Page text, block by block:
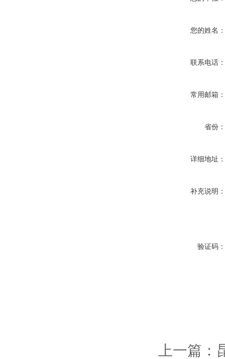
您的姓名：
联系电话：
常用邮箱：
省份：
详细地址：
补充说明：
验证码：
上一篇：